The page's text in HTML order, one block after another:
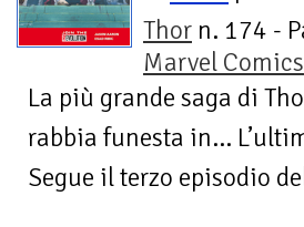
Thor n. 174 -
Marvel Comics
La più grande saga di
rabbia funesta in…
Segue il terzo episodio